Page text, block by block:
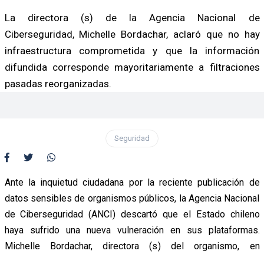
La directora (s) de la Agencia Nacional de
Ciberseguridad, Michelle Bordachar, aclaró que no hay
infraestructura comprometida y que la información
difundida corresponde mayoritariamente a filtraciones
pasadas reorganizadas.
Seguridad
Ante la inquietud ciudadana por la reciente publicación de
datos sensibles de organismos públicos, la Agencia Nacional
de Ciberseguridad (ANCI) descartó que el Estado chileno
haya sufrido una nueva vulneración en sus plataformas.
Michelle Bordachar, directora (s) del organismo, en